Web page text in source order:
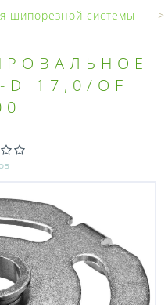
шипорезной системы
D 17,0/OF